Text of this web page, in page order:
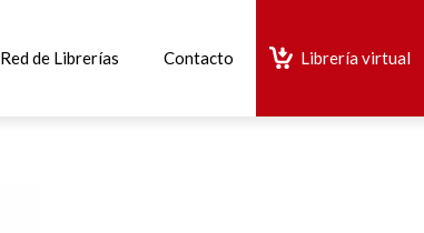
Red de Librerías Contacto Librería virtual